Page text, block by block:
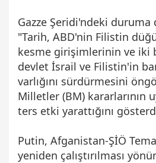
Gazze Şeridi'ndeki
"Tarih, ABD'nin Filistin
kesme girişimlerinin ve iki
devlet İsrail ve Filistin'in
varlığını sürdürmesini
Milletler (BM) kararlarının
ters etki yarattığını
Putin, Afganistan-ŞİÖ
yeniden çalıştırılması